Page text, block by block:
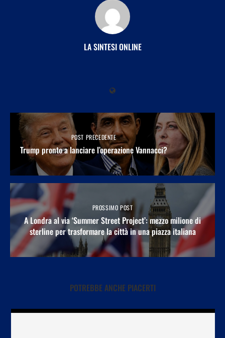
LA SINTESI ONLINE
POST PRECEDENTE
Trump pronto a lanciare l’operazione Vannacci?
PROSSIMO POST
A Londra al via ‘Summer Street Project’: mezzo milione di
sterline per trasformare la città in una piazza italiana
POTREBBE ANCHE PIACERTI